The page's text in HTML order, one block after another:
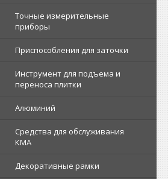
Точные измерительные
приборы
Приспособления для заточки
Инструмент для подъема и
переноса плитки
Алюминий
Средства для обслуживания
КМА
Декоративные рамки